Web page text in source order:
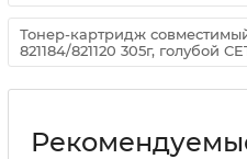
Тонер-картридж
821184/821120 305г, голубой